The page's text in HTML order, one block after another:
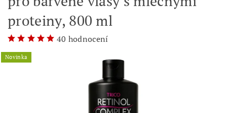
proteiny, 800 ml
40 hodnocení
Novinka